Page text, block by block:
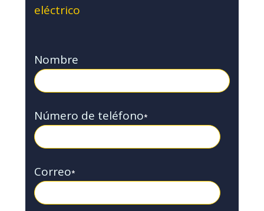
eléctrico
Nombre
Número de teléfono*
Correo*